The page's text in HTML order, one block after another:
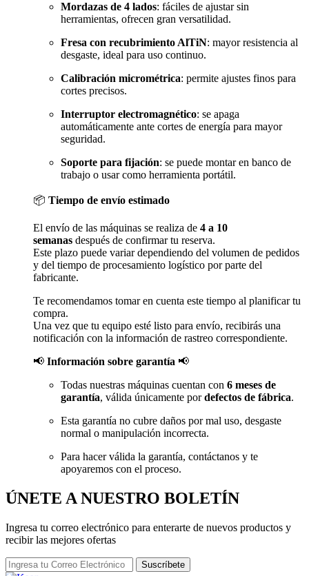
Mordazas de 4 lados: fáciles de ajustar sin
herramientas, ofrecen gran versatilidad.
Fresa con recubrimiento AlTiN: mayor resistencia al
desgaste, ideal para uso continuo.
Calibración micrométrica: permite ajustes finos para
cortes precisos.
Interruptor electromagnético: se apaga
automáticamente ante cortes de energía para mayor
seguridad.
Soporte para fijación: se puede montar en banco de
trabajo o usar como herramienta portátil.
📦 Tiempo de envío estimado
El envío de las máquinas se realiza de 4 a 10
semanas después de confirmar tu reserva.
Este plazo puede variar dependiendo del volumen de pedidos
y del tiempo de procesamiento logístico por parte del
fabricante.
Te recomendamos tomar en cuenta este tiempo al planificar tu
compra.
Una vez que tu equipo esté listo para envío, recibirás una
notificación con la información de rastreo correspondiente.
📢 Información sobre garantía 📢
Todas nuestras máquinas cuentan con 6 meses de
garantía, válida únicamente pordefectos de fábrica.
Esta garantía no cubre daños por mal uso, desgaste
normal o manipulación incorrecta.
Para hacer válida la garantía, contáctanos y te
apoyaremos con el proceso.
ÚNETE A NUESTRO BOLETÍN
Ingresa tu correo electrónico para enterarte de nuevos productos y
recibir las mejores ofertas
Suscríbete